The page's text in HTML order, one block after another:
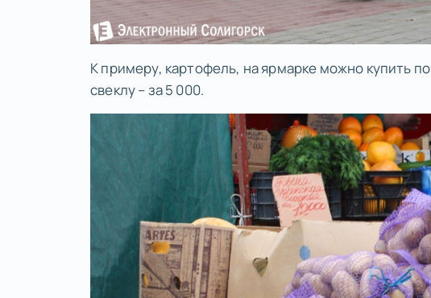
К примеру, картофель, на ярмарке можно купить
свеклу – за 5 000.